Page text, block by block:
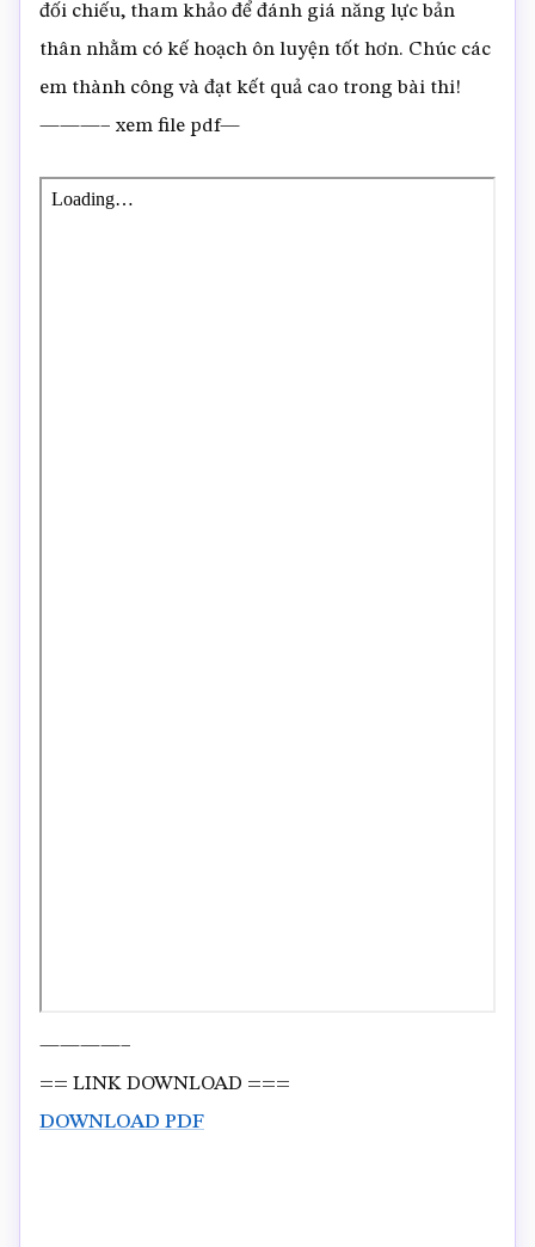
đối chiếu, tham khảo để đánh giá năng lực bản
thân nhằm có kế hoạch ôn luyện tốt hơn. Chúc các
em thành công và đạt kết quả cao trong bài thi!
———– xem file pdf—
————–
== LINK DOWNLOAD ===
DOWNLOAD PDF